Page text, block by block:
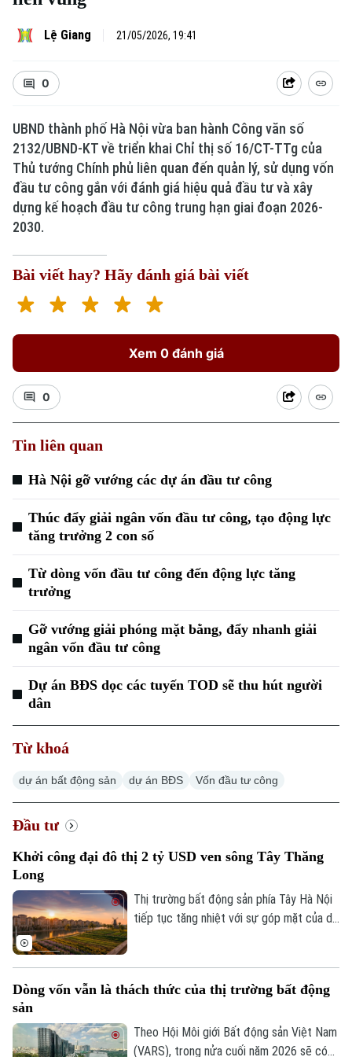
Xu hướng
Lệ Giang 21/05/2026, 19:41
0
UBND thành phố Hà Nội vừa ban hành Công văn số
2132/UBND-KT về triển khai Chỉ thị số 16/CT-TTg của
Thủ tướng Chính phủ liên quan đến quản lý, sử dụng vốn
đầu tư công gắn với đánh giá hiệu quả đầu tư và xây
dựng kế hoạch đầu tư công trung hạn giai đoạn 2026-
2030.
Bài viết hay? Hãy đánh giá bài viết
Xem 0 đánh giá
0
Tin liên quan
Hà Nội gỡ vướng các dự án đầu tư công
Thúc đẩy giải ngân vốn đầu tư công, tạo động lực
tăng trưởng 2 con số
Từ dòng vốn đầu tư công đến động lực tăng
trưởng
Gỡ vướng giải phóng mặt bằng, đẩy nhanh giải
ngân vốn đầu tư công
Dự án BĐS dọc các tuyến TOD sẽ thu hút người
dân
Từ khoá
dự án bất động sản dự án BĐS Vốn đầu tư công
Đầu tư
Khởi công đại đô thị 2 tỷ USD ven sông Tây Thăng
Long
Thị trường bất động sản phía Tây Hà Nội
tiếp tục tăng nhiệt với sự góp mặt của dự
Tây Thăng Long với quy mô vốn 2 tỷ USD,
cung phân khúc cao cấp tại khu vực.
Dòng vốn vẫn là thách thức của thị trường bất động
sản
Theo Hội Môi giới Bất động sản Việt Nam
(VARS), trong nửa cuối năm 2026 sẽ có